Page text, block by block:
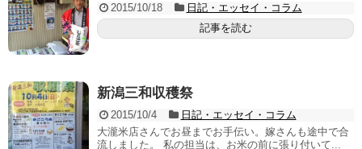
2015/10/18
日記・エッセイ・コラム
記事を読む
新潟三和収穫祭
2015/10/4
日記・エッセイ・コラム
大瀧米店さんでお昼までお手伝い。嫁さんも途中で合
流しました。 私の担当は、お米の前に張り付いて...